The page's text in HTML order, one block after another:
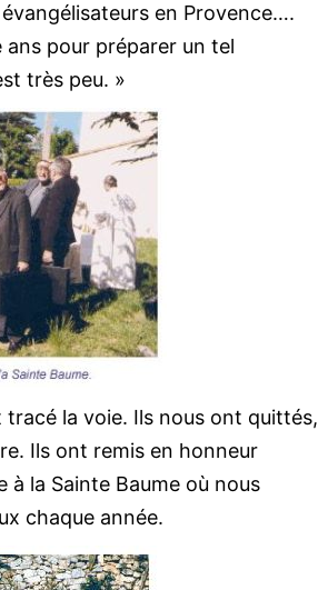
en Provence….
ans pour préparer un tel
très peu. »
la voie. Ils nous ont quittés,
Ils ont remis en honneur
à la Sainte Baume où nous
chaque année.